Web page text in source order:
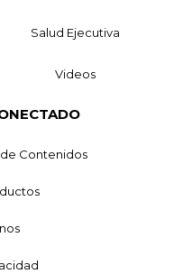
Salud Ejecutiva
Videos
Contenidos